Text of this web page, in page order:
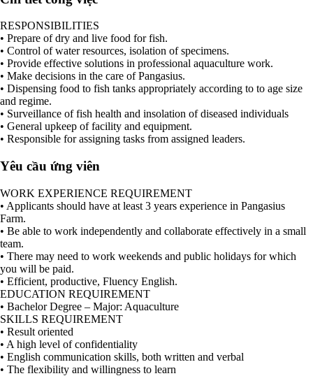
RESPONSIBILITIES
• Prepare of dry and live food for fish.
• Control of water resources, isolation of specimens.
• Provide effective solutions in professional aquaculture work.
• Make decisions in the care of Pangasius.
• Dispensing food to fish tanks appropriately according to to age size
and regime.
• Surveillance of fish health and insolation of diseased individuals
• General upkeep of facility and equipment.
• Responsible for assigning tasks from assigned leaders.
Yêu cầu ứng viên
WORK EXPERIENCE REQUIREMENT
• Applicants should have at least 3 years experience in Pangasius
Farm.
• Be able to work independently and collaborate effectively in a small
team.
• There may need to work weekends and public holidays for which
you will be paid.
• Efficient, productive, Fluency English.
EDUCATION REQUIREMENT
• Bachelor Degree – Major: Aquaculture
SKILLS REQUIREMENT
• Result oriented
• A high level of confidentiality
• English communication skills, both written and verbal
• The flexibility and willingness to learn